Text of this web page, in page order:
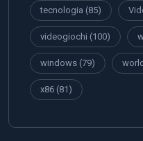
tecnologia (85)
videogiochi (100)
windows (79)
x86 (81)